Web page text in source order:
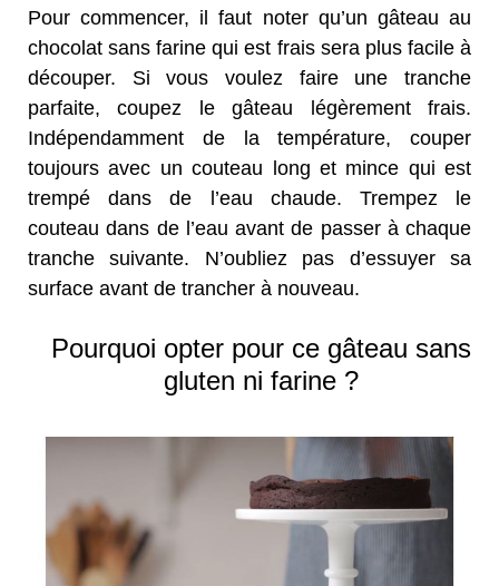
Pour commencer, il faut noter qu’un gâteau au
chocolat sans farine qui est frais sera plus facile à
découper. Si vous voulez faire une tranche
parfaite, coupez le gâteau légèrement frais.
Indépendamment de la température, couper
toujours avec un couteau long et mince qui est
trempé dans de l’eau chaude. Trempez le
couteau dans de l’eau avant de passer à chaque
tranche suivante. N’oubliez pas d’essuyer sa
surface avant de trancher à nouveau.
Pourquoi opter pour ce gâteau sans
gluten ni farine ?